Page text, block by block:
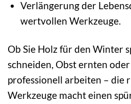
Verlängerung der
wertvollen Werkzeuge.
Ob Sie Holz für den Winter
schneiden, Obst ernten
professionell arbeiten – die
Werkzeuge macht einen